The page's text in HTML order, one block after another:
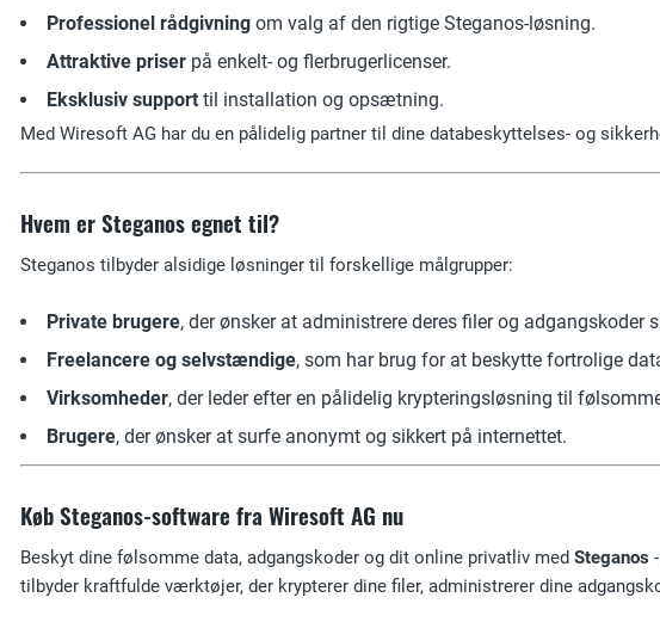
Professionel rådgivning om valg af den rigtige Steganos-løsning.
Attraktive priser på enkelt- og flerbrugerlicenser.
Eksklusiv support til installation og opsætning.
Med Wiresoft AG har du en pålidelig partner til dine databeskyttelses- og
Hvem er Steganos egnet til?
Steganos tilbyder alsidige løsninger til forskellige målgrupper:
Private brugere, der ønsker at administrere deres filer og adgangskoder
Freelancere og selvstændige, som har brug for at beskytte fortrolige
Virksomheder, der leder efter en pålidelig krypteringsløsning til
Brugere, der ønsker at surfe anonymt og sikkert på internettet.
Køb Steganos-software fra Wiresoft AG nu
Beskyt dine følsomme data, adgangskoder og dit online privatliv med Steganos
tilbyder kraftfulde værktøjer, der krypterer dine filer, administrerer dine